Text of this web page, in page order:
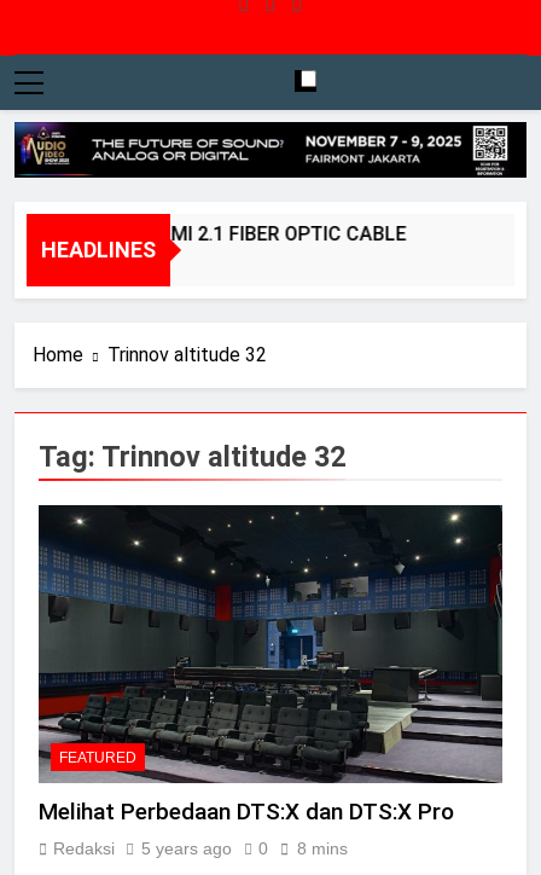
HEADLINES
BRIDGEE – HDMI 2.1 FIBER OPTIC CABLE
Home Trinnov altitude 32
Tag: Trinnov altitude 32
FEATURED
Melihat Perbedaan DTS:X dan DTS:X Pro
Redaksi 5 years ago 0 8 mins